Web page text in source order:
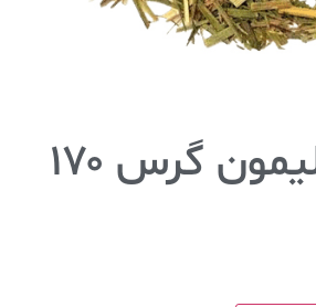
دم نوش لیمون گرس ۱۷۰